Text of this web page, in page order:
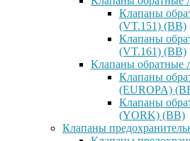
Клапаны
(VT.151) (ВВ)
Клапаны
(VT.161) (ВВ)
Клапаны обратные
Клапаны
(EUROPA)
Клапаны
(YORK) (ВВ)
Клапаны